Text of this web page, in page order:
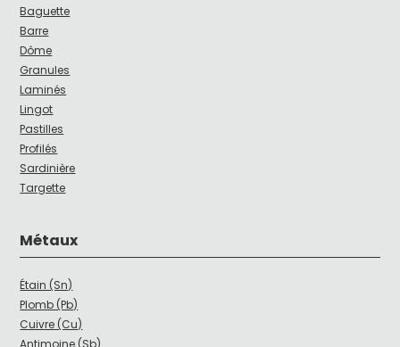
Baguette
Barre
Dôme
Granules
Laminés
Lingot
Pastilles
Profilés
Sardinière
Targette
Métaux
Étain (Sn)
Plomb (Pb)
Cuivre (Cu)
Antimoine (Sb)